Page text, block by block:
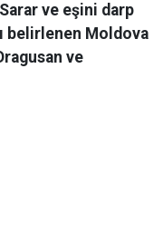
ve eşini darp
belirlenen Moldova
ve